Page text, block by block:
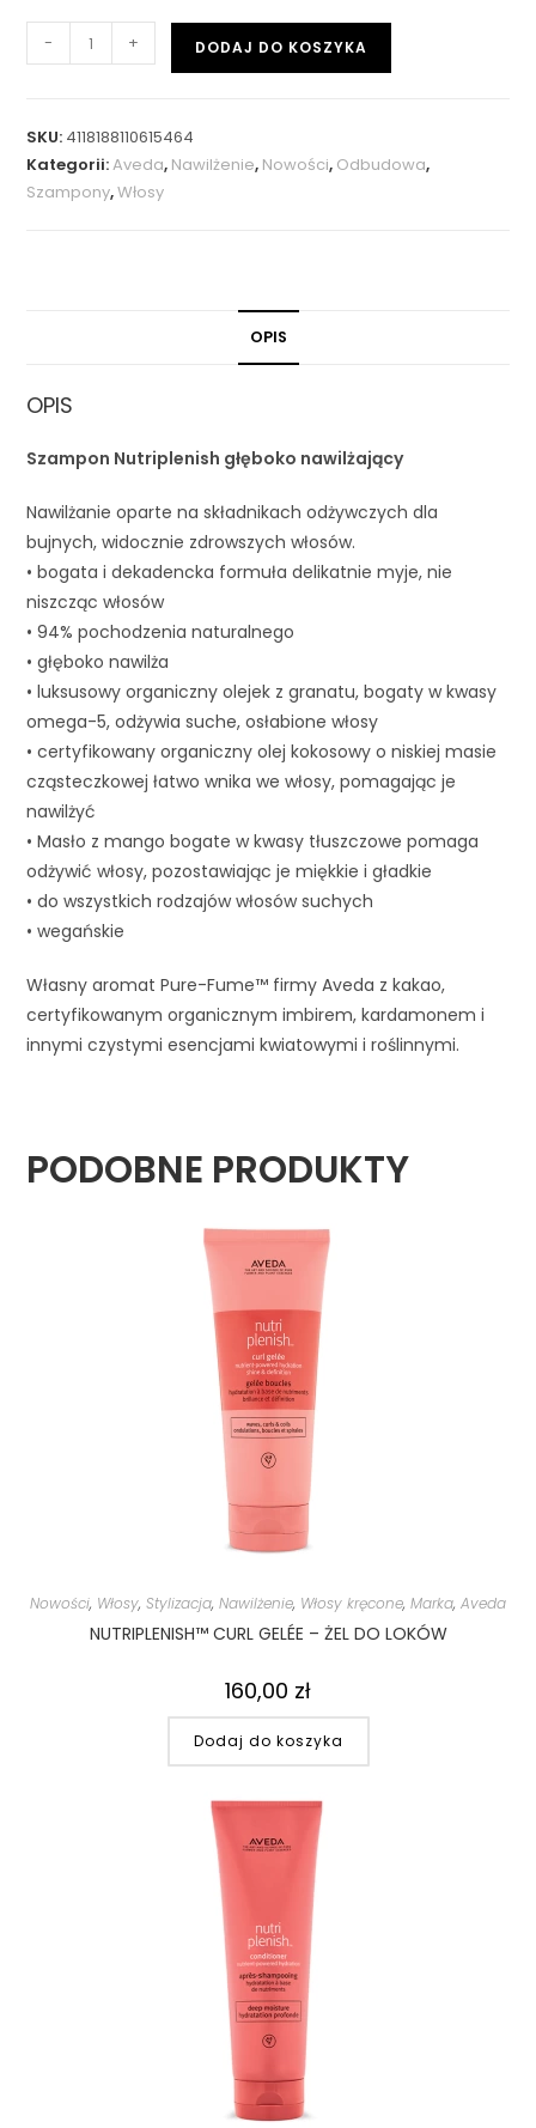
- + DODAJ DO KOSZYKA
SKU: 4118188110615464
Kategorii:Aveda, Nawilżenie, Nowości, Odbudowa,
Szampony,Włosy
OPIS
OPIS
Szampon Nutriplenish głęboko nawilżający
Nawilżanie oparte na składnikach odżywczych dla
bujnych, widocznie zdrowszych włosów.
• bogata i dekadencka formuła delikatnie myje, nie
niszcząc włosów
• 94% pochodzenia naturalnego
• głęboko nawilża
• luksusowy organiczny olejek z granatu, bogaty w kwasy
omega-5, odżywia suche, osłabione włosy
• certyfikowany organiczny olej kokosowy o niskiej masie
cząsteczkowej łatwo wnika we włosy, pomagając je
nawilżyć
• Masło z mango bogate w kwasy tłuszczowe pomaga
odżywić włosy, pozostawiając je miękkie i gładkie
• do wszystkich rodzajów włosów suchych
• wegańskie
Własny aromat Pure-Fume™ firmy Aveda z kakao,
certyfikowanym organicznym imbirem, kardamonem i
innymi czystymi esencjami kwiatowymi i roślinnymi.
PODOBNE PRODUKTY
Nowości, Włosy, Stylizacja, Nawilżenie, Włosy kręcone, Marka, Aveda
NUTRIPLENISH™ CURL GELÉE – ŻEL DO LOKÓW
160,00 zł
Dodaj do koszyka